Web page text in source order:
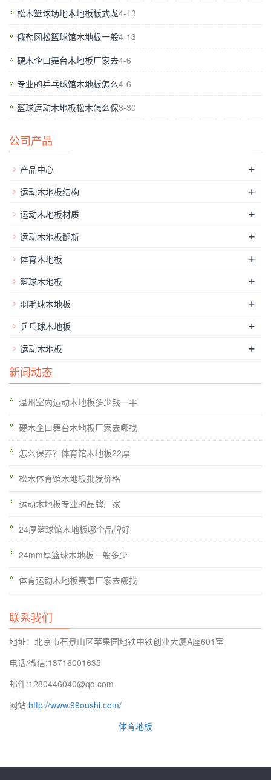
不是全部地板都可以进行翻新的，只有面层地板是实木地板和竹
地板方可进行创新。因开端的打磨将会磨掉至少0.5毫米，复合
地板的中间层不能做面层使用所以不能打磨翻新。若是实木拼花
地板，地板的纹理如果较浅又或者是显色的木皮层比较薄，经打
磨后将会破坏其拼花效果，建议不要创新。如果体育木地局部受
损、霉变或者变形，状况较严重可以对局部进行更换修补。为保
证地板翻新的质量，一定要请专业的运动木地板厂家进行翻新处
松木篮球场地木地板板式龙4-13
俄勒冈松篮球馆木地板一般4-13
硬木企口舞台木地板厂家去4-6
专业的乒乓球馆木地板怎么4-6
篮球运动木地板松木怎么保3-30
公司产品
产品中心 +
运动木地板结构 +
运动木地板材质 +
运动木地板翻新 +
体育木地板 +
篮球木地板 +
羽毛球木地板 +
乒乓球木地板 +
运动木地板 +
新闻动态
温州室内运动木地板多少钱一平
硬木企口舞台木地板厂家去哪找
怎么保养？体育馆木地板22厚
松木体育馆木地板批发价格
运动木地板专业的品牌厂家
24厚篮球馆木地板哪个品牌好
24mm厚篮球木地板一般多少
体育运动木地板赛事厂家去哪找
联系我们
地址：北京市石景山区苹果园地铁中铁创业大厦A座601室
电话/微信:13716001635
邮件:1280446040@qq.com
网站:http://www.99oushi.com/
体育地板